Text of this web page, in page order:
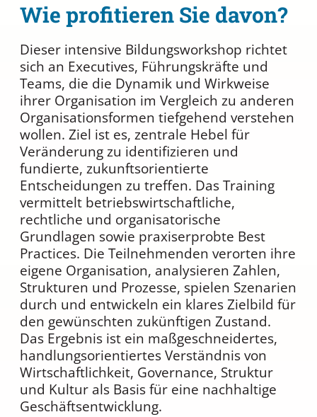
Wie profitieren Sie davon?
Dieser intensive Bildungsworkshop richtet
sich an Executives, Führungskräfte und
Teams, die die Dynamik und Wirkweise
ihrer Organisation im Vergleich zu anderen
Organisationsformen tiefgehend verstehen
wollen. Ziel ist es, zentrale Hebel für
Veränderung zu identifizieren und
fundierte, zukunftsorientierte
Entscheidungen zu treffen. Das Training
vermittelt betriebswirtschaftliche,
rechtliche und organisatorische
Grundlagen sowie praxiserprobte Best
Practices. Die Teilnehmenden verorten ihre
eigene Organisation, analysieren Zahlen,
Strukturen und Prozesse, spielen Szenarien
durch und entwickeln ein klares Zielbild für
den gewünschten zukünftigen Zustand.
Das Ergebnis ist ein maßgeschneidertes,
handlungsorientiertes Verständnis von
Wirtschaftlichkeit, Governance, Struktur
und Kultur als Basis für eine nachhaltige
Geschäftsentwicklung.